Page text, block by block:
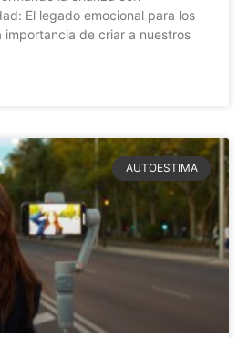
El legado emocional para los
importancia de criar a nuestros
AUTOESTIMA